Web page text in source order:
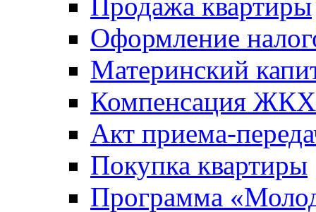
Оформление
Материнский
Компенсация ЖКХ
Акт приема-
Покупка квартиры
Программа